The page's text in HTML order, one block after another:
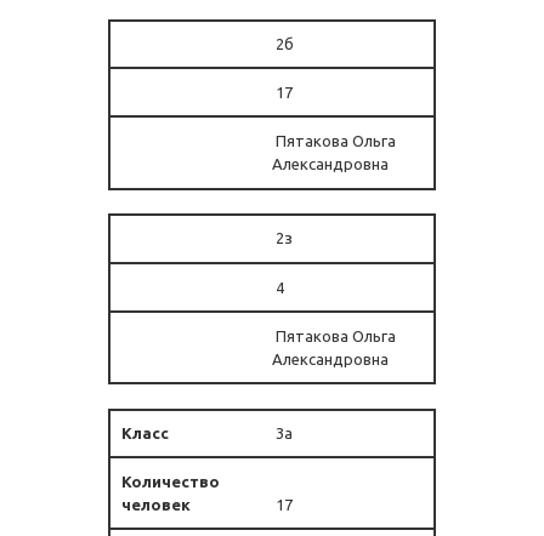
2б
17
Пятакова Ольга
Александровна
2з
4
Пятакова Ольга
Александровна
3а
17